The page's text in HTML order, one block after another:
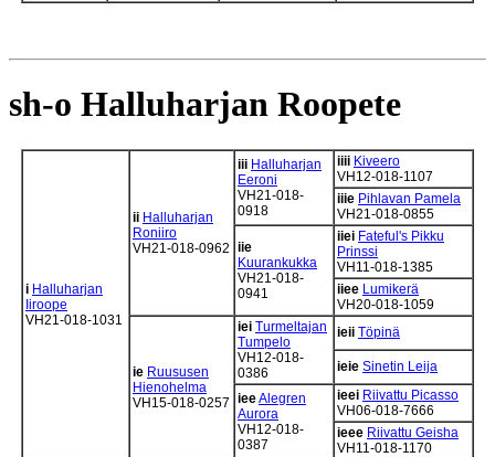
sh-o Halluharjan Roopete
i Halluharjan
Iiroope
VH21-018-1031
ii Halluharjan
Roniiro
VH21-018-0962
iii Halluharjan
Eeroni
VH21-018-
0918
iiii Kiveero
VH12-018-1107
iiie Pihlavan Pamela
VH21-018-0855
iie
Kuurankukka
VH21-018-
0941
iiei Fateful's Pikku
Prinssi
VH11-018-1385
iiee Lumikerä
VH20-018-1059
ie Ruususen
Hienohelma
VH15-018-0257
iei Turmeltajan
Tumpelo
VH12-018-
0386
ieii Töpinä
ieie Sinetin Leija
ieeAlegren
Aurora
VH12-018-
0387
ieei Riivattu Picasso
VH06-018-7666
ieee Riivattu Geisha
VH11-018-1170